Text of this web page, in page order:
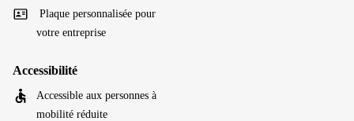
Plaque personnalisée pour
votre entreprise
Accessibilité
Accessible aux personnes à
mobilité réduite